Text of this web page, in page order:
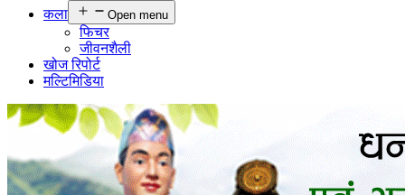
कला
Open menu
फिचर
जीवनशैली
खोज रिपोर्ट
मल्टिमिडिया